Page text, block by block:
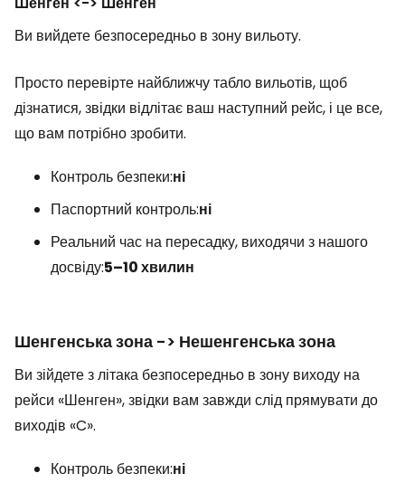
Ви вийдете безпосередньо в зону вильоту.
Просто перевірте найближчу табло вильотів, щоб
дізнатися, звідки відлітає ваш наступний рейс, і це все,
що вам потрібно зробити.
Контроль безпеки:ні
Паспортний контроль:ні
Реальний час на пересадку, виходячи з нашого
досвіду:5–10 хвилин
Шенгенська зона -> Нешенгенська зона
Ви зійдете з літака безпосередньо в зону виходу на
рейси «Шенген», звідки вам завжди слід прямувати до
виходів «C».
Контроль безпеки:ні